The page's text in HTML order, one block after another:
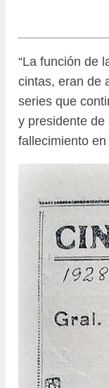
“La función de
cintas, eran de
series que
y presidente de
fallecimiento en